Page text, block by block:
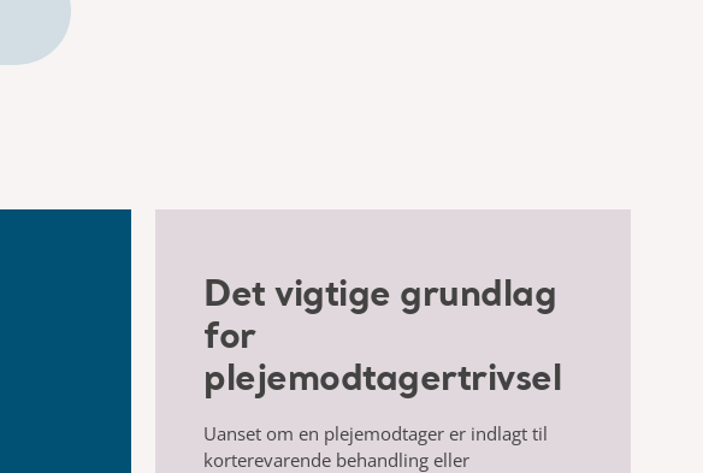
Det vigtige grundlag
for
plejemodtagertrivsel
Uanset om en plejemodtager er indlagt til
korterevarende behandling eller